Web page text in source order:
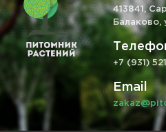
413841,
Балаково,
+7 (931)
Email